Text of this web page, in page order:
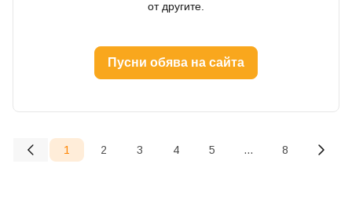
от другите.
Пусни обява на сайта
1
(current)
2 3 4 5 ... 8